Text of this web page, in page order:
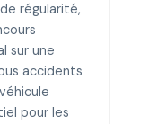
régularité,
sur une
accidents
pour les